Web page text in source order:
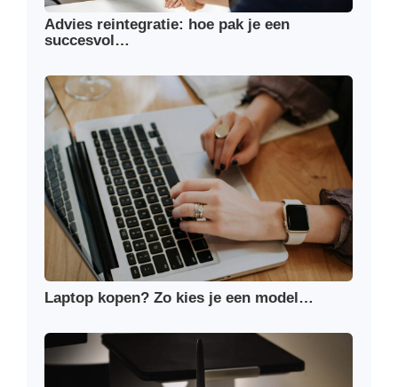
Advies reintegratie: hoe pak je een
succesvol…
Laptop kopen? Zo kies je een model…